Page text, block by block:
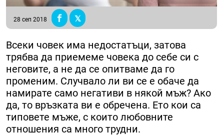
28 сеп 2018
Всеки човек има недостатъци, затова
трябва да приемеме човека до себе си с
неговите, а не да се опитваме да го
променим. Случвало ли ви се е обаче да
намирате само негативи в някой мъж? Ако
да, то връзката ви е обречена. Ето кои са
типовете мъже, с които любовните
отношения са много трудни.